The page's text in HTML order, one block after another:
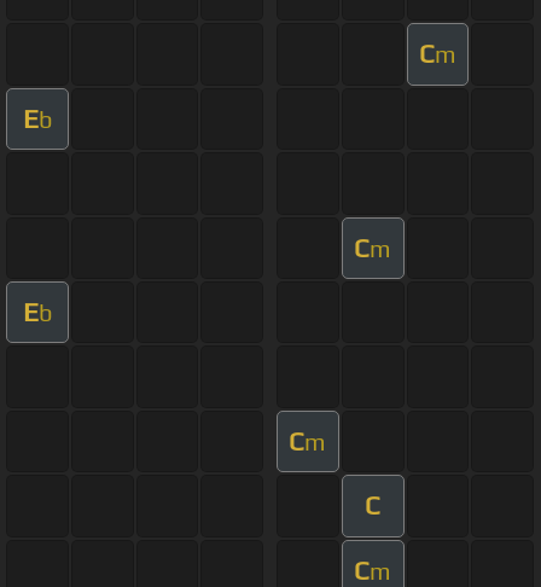
Cm
Eb
Cm
Eb
Cm
C
Cm